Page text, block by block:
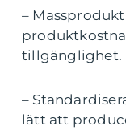
–
tillgänglighet.
–
lätt att